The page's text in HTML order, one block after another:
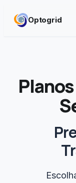
Optogrid